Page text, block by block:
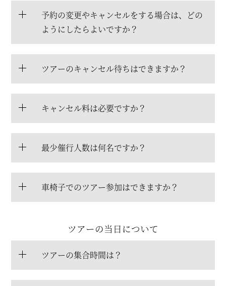
予約の変更やキャンセルをする場合は、どの
ようにしたらよいですか？
ツアーのキャンセル待ちはできますか？
キャンセル料は必要ですか？
最少催行人数は何名ですか？
車椅子でのツアー参加はできますか？
ツアーの当日について
ツアーの集合時間は？